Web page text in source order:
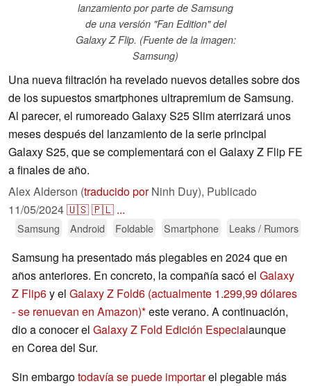
lanzamiento por parte de Samsung
de una versión "Fan Edition" del
Galaxy Z Flip. (Fuente de la imagen:
Samsung)
Una nueva filtración ha revelado nuevos detalles sobre dos
de los supuestos smartphones ultrapremium de Samsung.
Al parecer, el rumoreado Galaxy S25 Slim aterrizará unos
meses después del lanzamiento de la serie principal
Galaxy S25, que se complementará con el Galaxy Z Flip FE
a finales de año.
Alex Alderson (traducido porNinh Duy), Publicado
11/05/2024🇺🇸🇵🇱 ...
Samsung Android Foldable Smartphone Leaks / Rumors
Samsung ha presentado más plegables en 2024 que en
años anteriores. En concreto, la compañía sacó el Galaxy
Z Flip6y el Galaxy Z Fold6 (actualmente 1.299,99 dólares
- se renuevan en Amazon) este verano. A continuación,
dio a conocer el Galaxy Z Fold Edición Especialaunque
en Corea del Sur.
Sin embargotodavía se puede importarel plegable más